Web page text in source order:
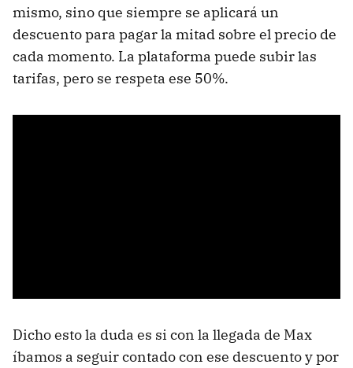
mismo, sino que siempre se aplicará un
descuento para pagar la mitad sobre el precio de
cada momento. La plataforma puede subir las
tarifas, pero se respeta ese 50%.
Dicho esto la duda es si con la llegada de Max
íbamos a seguir contado con ese descuento y por